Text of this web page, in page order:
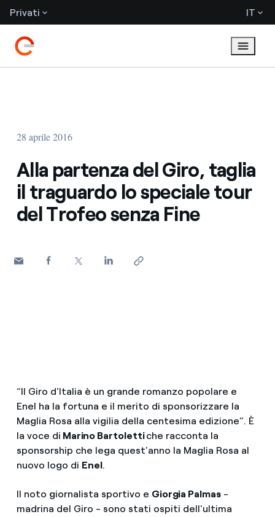
Privati IT
28 aprile 2016
Alla partenza del Giro, taglia
il traguardo lo speciale tour
del Trofeo senza Fine
“Il Giro d'Italia è un grande romanzo popolare e
Enel ha la fortuna e il merito di sponsorizzare la
Maglia Rosa alla vigilia della centesima edizione”. È
la voce di Marino Bartolettiche racconta la
sponsorship che lega quest'anno la Maglia Rosa al
nuovo logo di Enel.
Il noto giornalista sportivo e Giorgia Palmas-
madrina del Giro - sono stati ospiti dell'ultima